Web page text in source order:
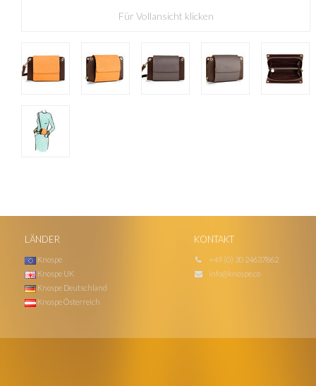
Für Vollansicht klicken
LÄNDER
Knospe
Knospe UK
Knospe Deutschland
Knospe Österreich
KONTAKT
+49 (0) 30 24637862
info@knospe.co